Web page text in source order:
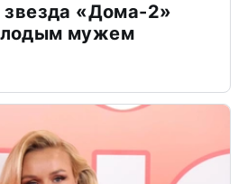
звезда «Дома-2»
мужем